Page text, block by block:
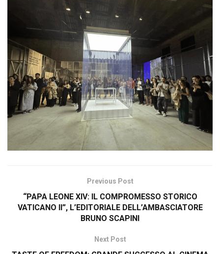
Previous Post
“PAPA LEONE XIV: IL COMPROMESSO STORICO
VATICANO II”, L’EDITORIALE DELL’AMBASCIATORE
BRUNO SCAPINI
Next Post